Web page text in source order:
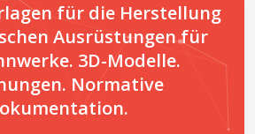
für die Herstellung
Ausrüstungen für
3D-Modelle.
Normative